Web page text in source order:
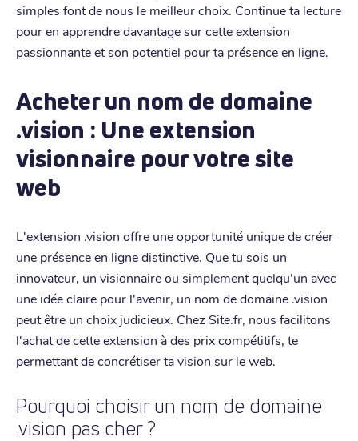
simples font de nous le meilleur choix. Continue ta lecture
pour en apprendre davantage sur cette extension
passionnante et son potentiel pour ta présence en ligne.
Acheter un nom de domaine
.vision : Une extension
visionnaire pour votre site
web
L'extension .vision offre une opportunité unique de créer
une présence en ligne distinctive. Que tu sois un
innovateur, un visionnaire ou simplement quelqu'un avec
une idée claire pour l'avenir, un nom de domaine .vision
peut être un choix judicieux. Chez Site.fr, nous facilitons
l'achat de cette extension à des prix compétitifs, te
permettant de concrétiser ta vision sur le web.
Pourquoi choisir un nom de domaine
.vision pas cher ?